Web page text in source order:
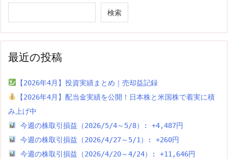
検索
最近の投稿
【2026年4月】投資実績まとめ｜売却益記録
【2026年4月】配当金実績を公開！日本株と米国株で着実に積
み上げ中
今週の株取引損益（2026/5/4～5/8）: +4,487円
今週の株取引損益（2026/4/27～5/1）: +260円
今週の株取引損益（2026/4/20～4/24）: +11,646円